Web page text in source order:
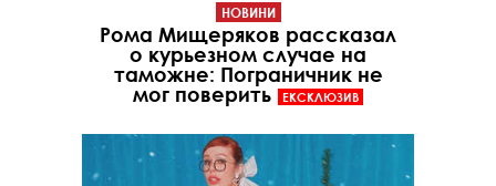
НОВИНИ
Рома Мищеряков рассказал
о курьезном случае на
таможне: Пограничник не
мог поверить
ЕКСКЛЮЗИВ